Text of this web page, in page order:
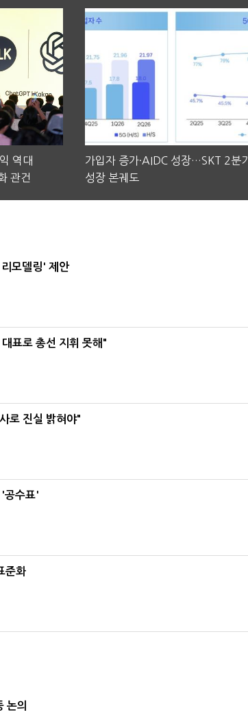
역대
관건
가입자 증가·AIDC 성장…SKT 2분기
성장 본궤도
모델링' 제안
표로 총선 지휘 못해"
로 진실 밝혀야"
'공수표'
준화
논의